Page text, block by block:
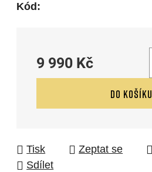
Kód:
9 990 Kč
Měrná cena:
DO KOŠÍKU
Tisk Zeptat se
Sdílet